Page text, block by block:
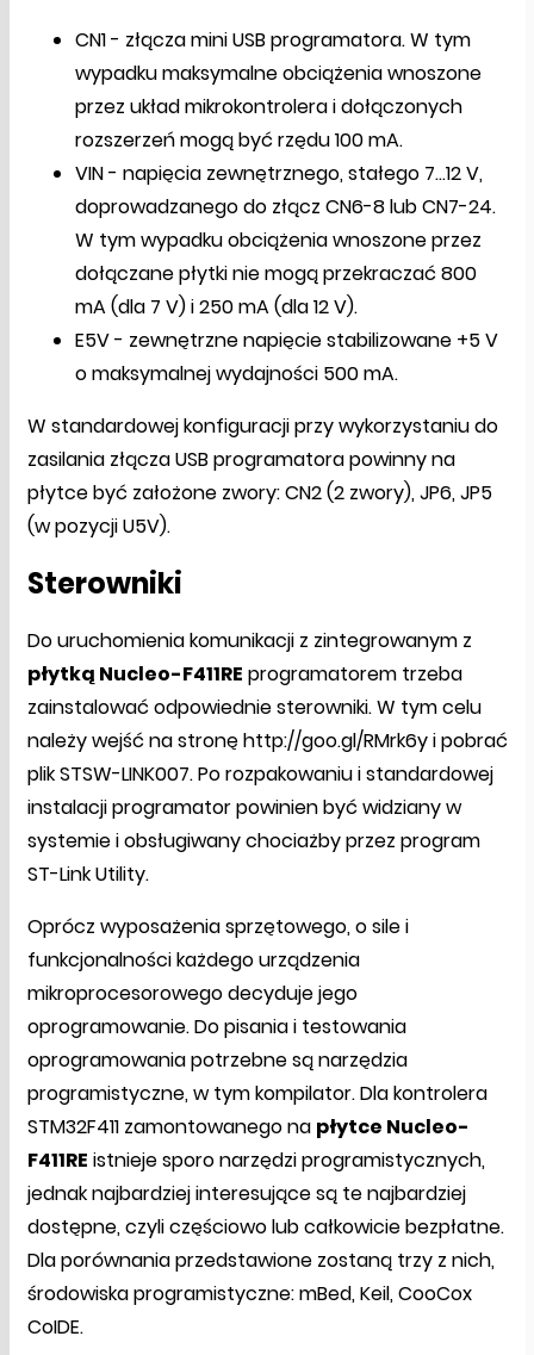
CN1 - złącza mini USB programatora. W tym
wypadku maksymalne obciążenia wnoszone
przez układ mikrokontrolera i dołączonych
rozszerzeń mogą być rzędu 100 mA.
VIN - napięcia zewnętrznego, stałego 7...12 V,
doprowadzanego do złącz CN6-8 lub CN7-24.
W tym wypadku obciążenia wnoszone przez
dołączane płytki nie mogą przekraczać 800
mA (dla 7 V) i 250 mA (dla 12 V).
E5V - zewnętrzne napięcie stabilizowane +5 V
o maksymalnej wydajności 500 mA.
W standardowej konfiguracji przy wykorzystaniu do
zasilania złącza USB programatora powinny na
płytce być założone zwory: CN2 (2 zwory), JP6, JP5
(w pozycji U5V).
Sterowniki
Do uruchomienia komunikacji z zintegrowanym z
płytką Nucleo-F411RE programatorem trzeba
zainstalować odpowiednie sterowniki. W tym celu
należy wejść na stronę http://goo.gl/RMrk6y i pobrać
plik STSW-LINK007. Po rozpakowaniu i standardowej
instalacji programator powinien być widziany w
systemie i obsługiwany chociażby przez program
ST-Link Utility.
Oprócz wyposażenia sprzętowego, o sile i
funkcjonalności każdego urządzenia
mikroprocesorowego decyduje jego
oprogramowanie. Do pisania i testowania
oprogramowania potrzebne są narzędzia
programistyczne, w tym kompilator. Dla kontrolera
STM32F411 zamontowanego na płytce Nucleo-
F411RE istnieje sporo narzędzi programistycznych,
jednak najbardziej interesujące są te najbardziej
dostępne, czyli częściowo lub całkowicie bezpłatne.
Dla porównania przedstawione zostaną trzy z nich,
środowiska programistyczne: mBed, Keil, CooCox
CoIDE.